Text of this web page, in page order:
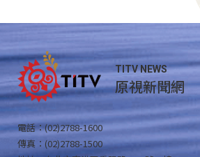
TITV NEWS
原視新聞網
電話：(02)2788-1600
傳真：(02)2788-1500